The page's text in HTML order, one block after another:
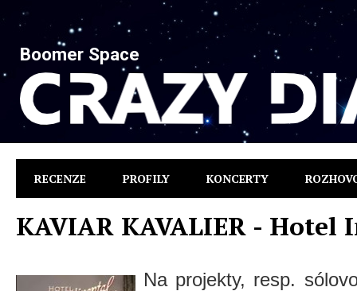
Boomer Space
RECENZE PROFILY KONCERTY
KAVIAR KAVALIER -
Na projekty, resp.